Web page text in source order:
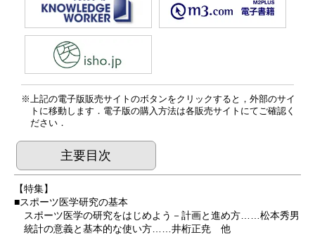
上記の電子版販売サイトのボタンをクリックすると，外部のサイ
トに移動します．電子版の購入方法は各販売サイトにてご確認く
ださい．
主要目次
【特集】
■スポーツ医学研究の基本
スポーツ医学の研究をはじめよう－計画と進め方……松本秀男
統計の意義と基本的な使い方……井桁正尭 他